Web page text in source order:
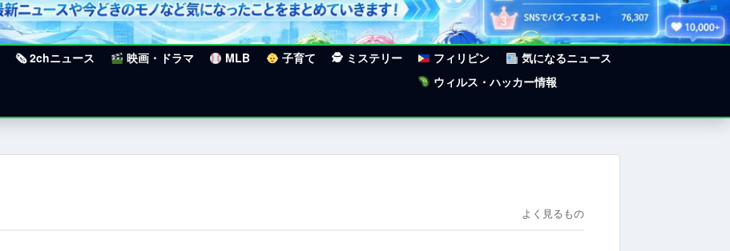
🗞 2chニュース 映画・ドラマ MLB 子育て 🕵 ミステリー フィリピン
気になるニュース
ウィルス・ハッカー情報
よく見るもの